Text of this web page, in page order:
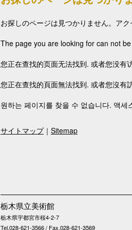
お探しのページは見つかりません。ア
The page you are looking for can not
您正在查找的页面无法找到. 或者您没有
您正在查找的頁面無法找到. 或者您沒有
원하는 페이지를 찾을 수 없습니다. 액
サイトマップ｜ Sitemap
栃木県立美術館
栃木県宇都宮市桜4-2-7
Tel.028-621-3566 / Fax.028-621-3569